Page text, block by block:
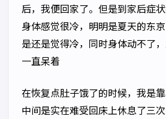
后，我便回家了。但是到家后症
身体感觉很冷，明明是夏天的东
是还是觉得冷，同时身体动不了
一直呆着
在恢复点肚子饿了的时候，我是
中间是实在难受回床上休息了三次